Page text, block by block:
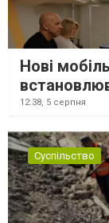
Нові
12:38, 5 серпня
Суспільство